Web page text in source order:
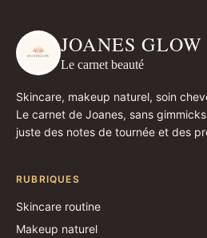
JOANES GLOW
Le carnet beauté
Skincare, makeup naturel, soin
Le carnet de Joanes, sans
juste des notes de tournée et des
RUBRIQUES
Skincare routine
Makeup naturel